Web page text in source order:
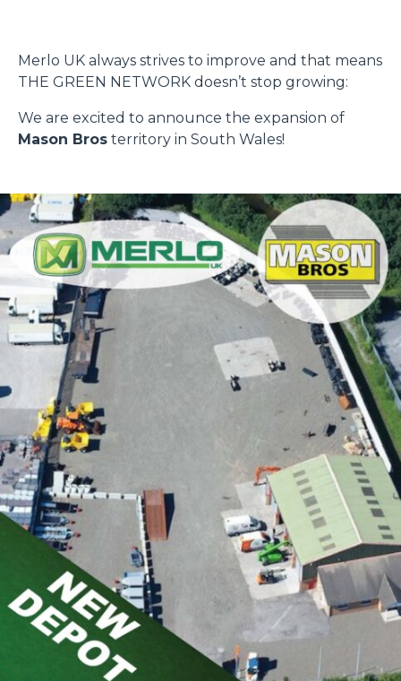
Merlo UK always strives to improve and that means
THE GREEN NETWORK doesn’t stop growing:
We are excited to announce the expansion of
Mason Bros territory in South Wales!